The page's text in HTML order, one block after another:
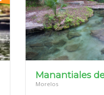
Manantiales
Morelos